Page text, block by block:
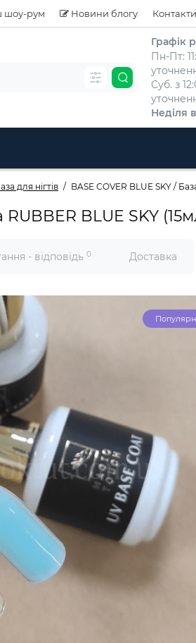
шоу-рум Новини блогу Контакти
Графік
Пн-Пт:
Суб. з
Неділя
для нігтів BASE COVER BLUE SKY /
BLUE SKY
- відповідь 0 Доставка